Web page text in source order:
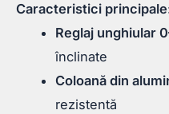
Caracteristici
Reglaj unghiular
înclinate
Coloană din
rezistentă